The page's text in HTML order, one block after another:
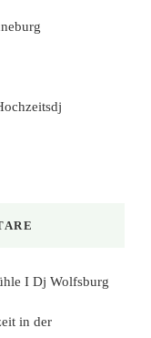
I Dj Wolfsburg
in der